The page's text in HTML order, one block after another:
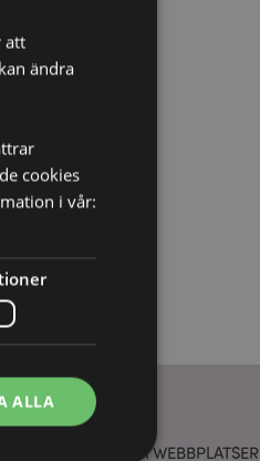
VÅRA ANDRA WEBBPLATSER
att
ändra
cookies
i vår:
ALLA